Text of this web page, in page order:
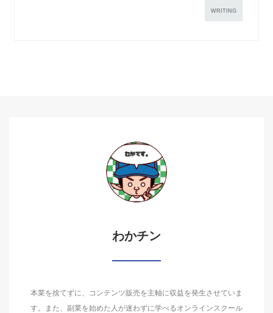
WRITING
わかチン
本業を捨てずに、コンテンツ販売を主軸に収益を発生させていま
す。また、副業を始めた人が迷わずに学べるオンラインスクール